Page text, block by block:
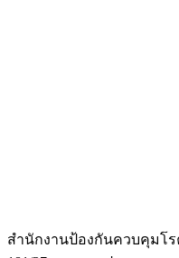
สำนักงานป้องกันควบคุมโ